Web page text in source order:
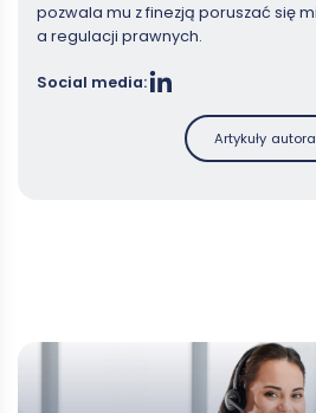
pozwala mu z finezją poruszać się
a regulacji prawnych.
Social media:
Artykuły autora